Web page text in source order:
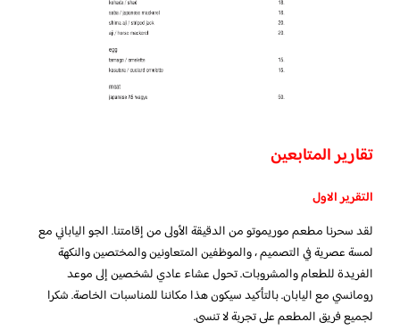
تقارير المتابعين
التقرير الاول
لقد سحرنا مطعم موريموتو من الدقيقة الأولى من إقامتنا. الجو الياباني مع
لمسة عصرية في التصميم ، والموظفين المتعاونين والمختصين والنكهة
الفريدة للطعام والمشروبات. تحول عشاء عادي لشخصين إلى موعد
رومانسي مع اليابان. بالتأكيد سيكون هذا مكاننا للمناسبات الخاصة. شكرا
لجميع فريق المطعم على تجربة لا تنسى.